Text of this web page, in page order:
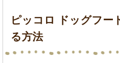
ピッコロ ドッグフー
る方法